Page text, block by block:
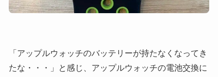
「アップルウォッチのバッテリーが持たなくなってき
たな・・・」と感じ、アップルウォッチの電池交換に